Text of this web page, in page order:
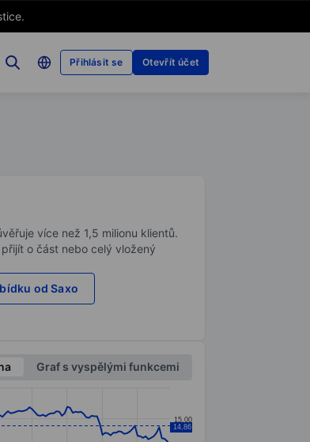
Přihlásit se Otevřít účet
více než 1,5 milionu klientů.
o část nebo celý vložený
od Saxo
Graf s vyspělými funkcemi
15,00
14,86